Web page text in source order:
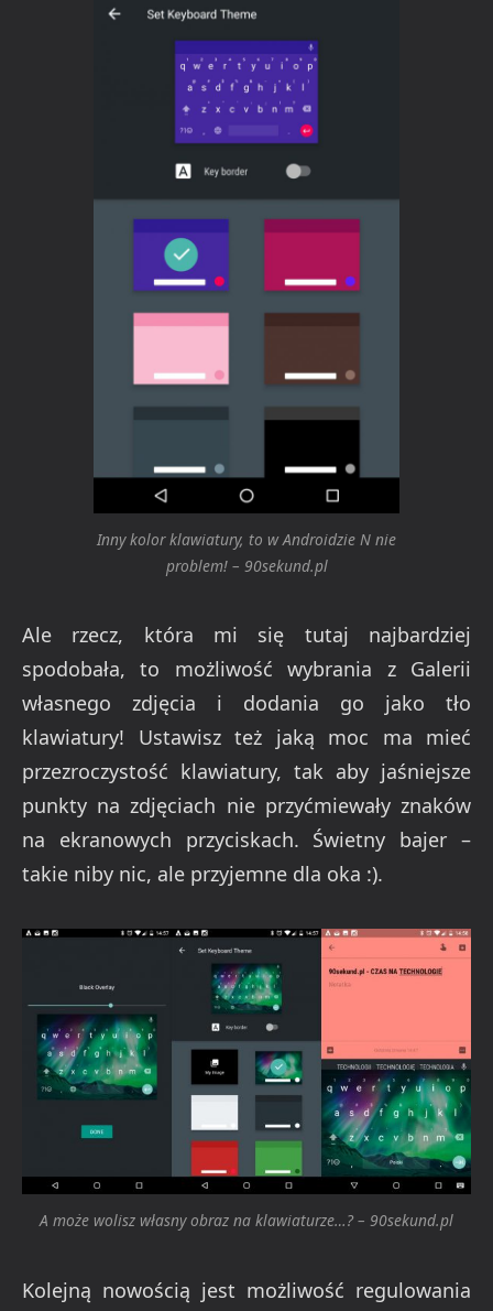
Inny kolor klawiatury, to w Androidzie N nie
problem! – 90sekund.pl
Ale rzecz, która mi się tutaj najbardziej
spodobała, to możliwość wybrania z Galerii
własnego zdjęcia i dodania go jako tło
klawiatury! Ustawisz też jaką moc ma mieć
przezroczystość klawiatury, tak aby jaśniejsze
punkty na zdjęciach nie przyćmiewały znaków
na ekranowych przyciskach. Świetny bajer –
takie niby nic, ale przyjemne dla oka :).
A może wolisz własny obraz na klawiaturze…? – 90sekund.pl
Kolejną nowością jest możliwość regulowania